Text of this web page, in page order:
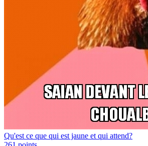
Qu'est ce que qui est jaune et qui attend?